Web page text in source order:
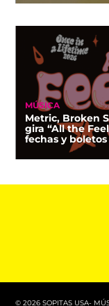
MÚSICA
Metric, Broken
gira “All the
fechas y boletos
© 2026 SOPITAS USA-